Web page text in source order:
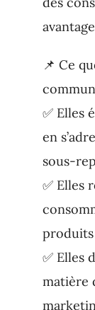
📌 Ce
✅ Elles
en
sous-
✅ Elles
produits
✅ Elles
matière